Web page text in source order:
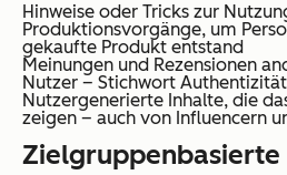
Hinweise oder Tricks zur
Produktionsvorgänge, um
gekaufte Produkt entstand
Meinungen und Rezensionen
Nutzer – Stichwort Authentizität
Nutzergenerierte Inhalte, die
zeigen – auch von Influencern
Zielgruppenbasierte